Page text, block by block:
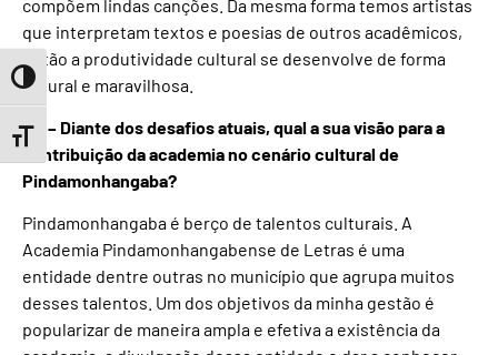
Toggle High Contrast
Toggle Font size
compõem lindas canções. Da mesma forma temos artistas
que interpretam textos e poesias de outros acadêmicos,
então a produtividade cultural se desenvolve de forma
natural e maravilhosa.
TN – Diante dos desafios atuais, qual a sua visão para a
contribuição da academia no cenário cultural de
Pindamonhangaba?
Pindamonhangaba é berço de talentos culturais. A
Academia Pindamonhangabense de Letras é uma
entidade dentre outras no município que agrupa muitos
desses talentos. Um dos objetivos da minha gestão é
popularizar de maneira ampla e efetiva a existência da